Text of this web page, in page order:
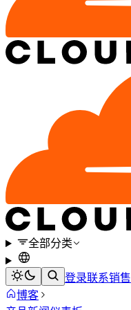
全部分类
登录联系销售
博客